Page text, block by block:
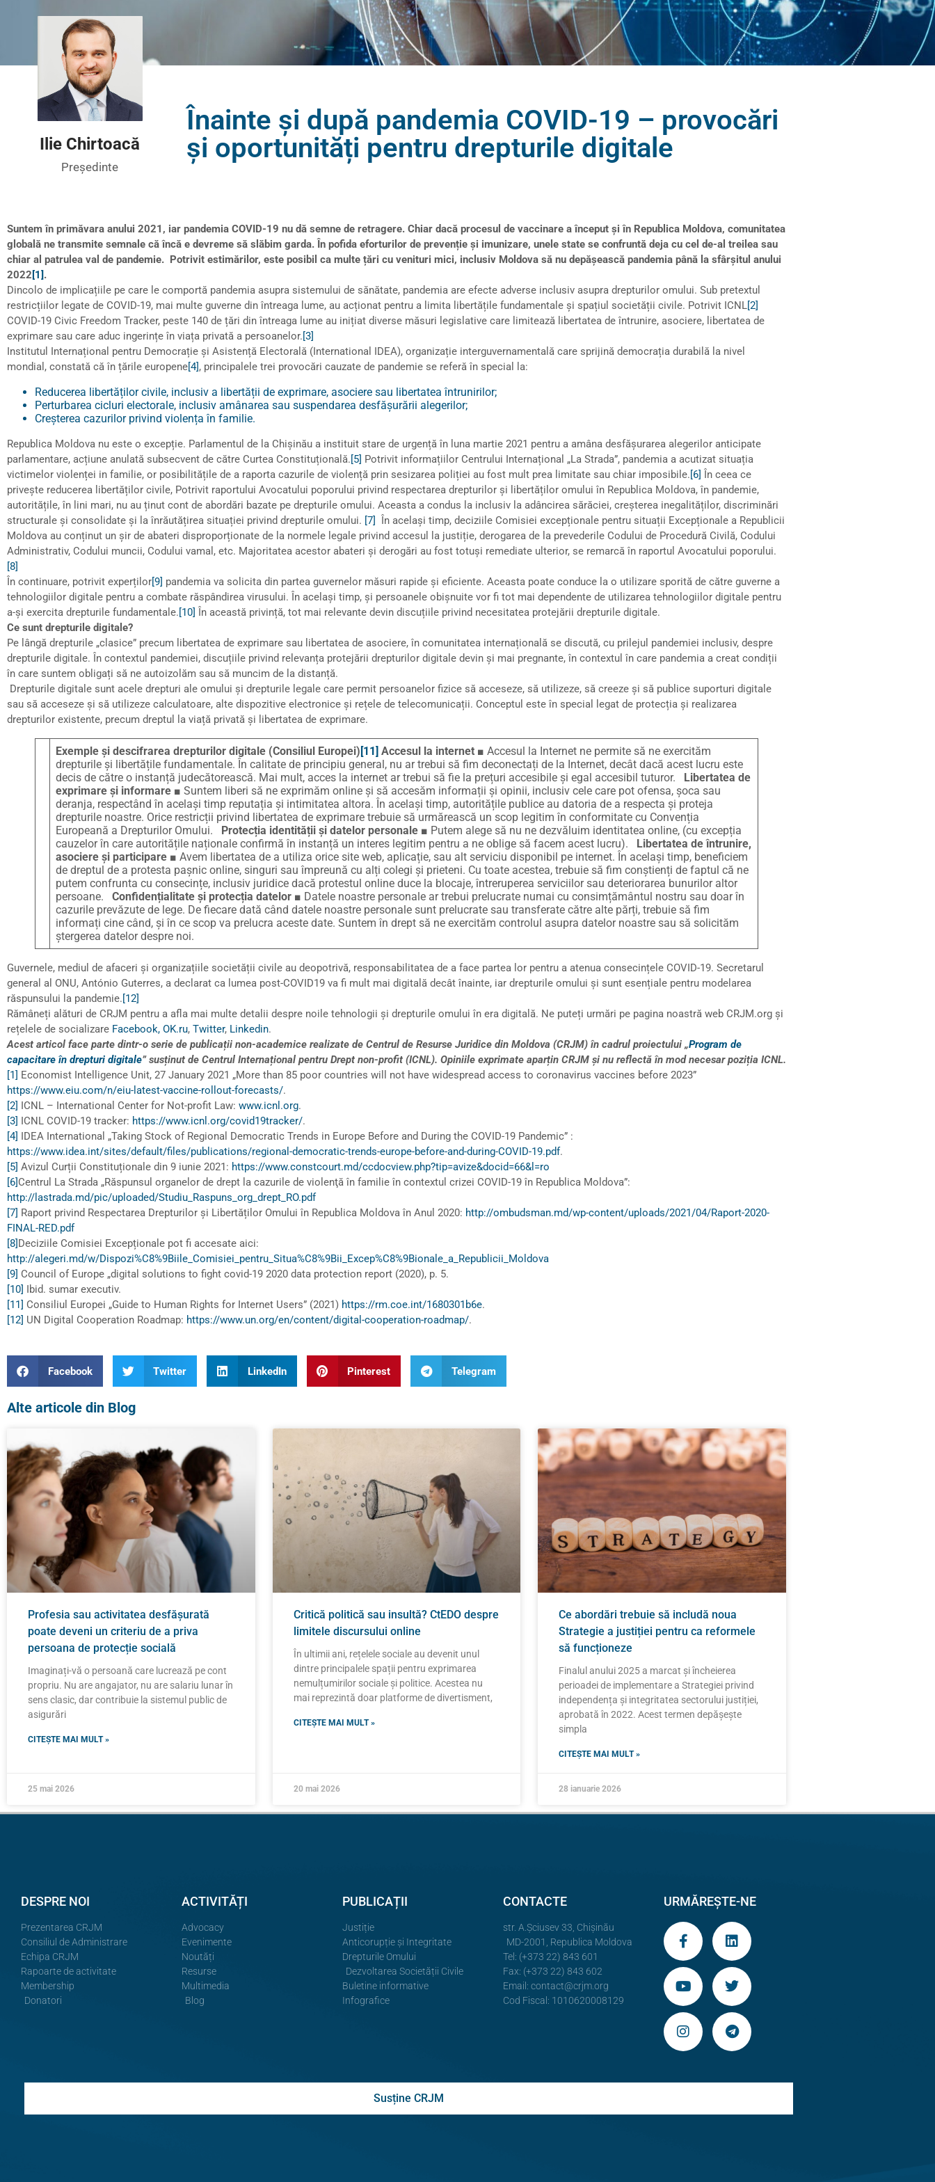
Ilie Chirtoacă
Președinte
Înainte și după pandemia COVID-19 – provocări
și oportunități pentru drepturile digitale
Suntem în primăvara anului 2021, iar pandemia COVID-19 nu dă semne de retragere. Chiar dacă procesul de vaccinare a început și în Republica Moldova, comunitatea
globală ne transmite semnale că încă e devreme să slăbim garda. În pofida eforturilor de prevenție și imunizare, unele state se confruntă deja cu cel de-al treilea sau
chiar al patrulea val de pandemie. Potrivit estimărilor, este posibil ca multe țări cu venituri mici, inclusiv Moldova să nu depășească pandemia până la sfârșitul anului
2022 [1] .
Dincolo de implicațiile pe care le comportă pandemia asupra sistemului de sănătate, pandemia are efecte adverse inclusiv asupra drepturilor omului. Sub pretextul
restricțiilor legate de COVID-19, mai multe guverne din întreaga lume, au acționat pentru a limita libertățile fundamentale și spațiul societății civile. Potrivit ICNL [2]
COVID-19 Civic Freedom Tracker, peste 140 de țări din întreaga lume au inițiat diverse măsuri legislative care limitează libertatea de întrunire, asociere, libertatea de
exprimare sau care aduc ingerințe în viața privată a persoanelor. [3]
Institutul Internațional pentru Democrație și Asistență Electorală (International IDEA), organizație interguvernamentală care sprijină democrația durabilă la nivel
mondial, constată că în țările europene [4] , principalele trei provocări cauzate de pandemie se referă în special la:
Reducerea libertăților civile, inclusiv a libertății de exprimare, asociere sau libertatea întrunirilor;
Perturbarea cicluri electorale, inclusiv amânarea sau suspendarea desfășurării alegerilor;
Creșterea cazurilor privind violența în familie.
Republica Moldova nu este o excepție. Parlamentul de la Chișinău a instituit stare de urgență în luna martie 2021 pentru a amâna desfășurarea alegerilor anticipate
parlamentare, acțiune anulată subsecvent de către Curtea Constituțională. [5] Potrivit informațiilor Centrului Internațional „La Strada”, pandemia a acutizat situația
victimelor violenței in familie, or posibilitățile de a raporta cazurile de violență prin sesizarea poliției au fost mult prea limitate sau chiar imposibile. [6]
În ceea ce
privește reducerea libertăților civile, Potrivit raportului Avocatului poporului privind respectarea drepturilor și libertăților omului în Republica Moldova, în pandemie,
autoritățile, în lini mari, nu au ținut cont de abordări bazate pe drepturile omului. Aceasta a condus la inclusiv la adâncirea sărăciei, creșterea inegalităților, discriminări
structurale și consolidate și la înrăutățirea situației privind drepturile omului. [7]
În același timp, deciziile Comisiei excepționale pentru situații Excepționale a Republicii
Moldova au conținut un șir de abateri disproporționate de la normele legale privind accesul la justiție, derogarea de la prevederile Codului de Procedură Civilă, Codului
Administrativ, Codului muncii, Codului vamal, etc. Majoritatea acestor abateri și derogări au fost totuși remediate ulterior, se remarcă în raportul Avocatului poporului.
[8]
În continuare, potrivit experților [9] pandemia va solicita din partea guvernelor măsuri rapide și eficiente. Aceasta poate conduce la o utilizare sporită de către guverne a
tehnologiilor digitale pentru a combate răspândirea virusului. În același timp, și persoanele obișnuite vor fi tot mai dependente de utilizarea tehnologiilor digitale pentru
a-și exercita drepturile fundamentale. [10]
În această privință, tot mai relevante devin discuțiile privind necesitatea protejării drepturile digitale.
Ce sunt drepturile digitale?
Pe lângă drepturile „clasice” precum libertatea de exprimare sau libertatea de asociere, în comunitatea internațională se discută, cu prilejul pandemiei inclusiv, despre
drepturile digitale. În contextul pandemiei, discuțiile privind relevanța protejării drepturilor digitale devin și mai pregnante, în contextul în care pandemia a creat condiții
în care suntem obligați să ne autoizolăm sau să muncim de la distanță.
Drepturile digitale sunt acele drepturi ale omului și drepturile legale care permit persoanelor fizice să acceseze, să utilizeze, să creeze și să publice suporturi digitale
sau să acceseze și să utilizeze calculatoare, alte dispozitive electronice și rețele de telecomunicații. Conceptul este în special legat de protecția și realizarea
drepturilor existente, precum dreptul la viață privată și libertatea de exprimare.
Exemple și descifrarea drepturilor digitale (Consiliul Europei) [11] Accesul la internet ■ Accesul la Internet ne permite să ne exercităm
drepturile și libertățile fundamentale. În calitate de principiu general, nu ar trebui să fim deconectați de la Internet, decât dacă acest lucru este
decis de către o instanță judecătorească. Mai mult, acces la internet ar trebui să fie la prețuri accesibile și egal accesibil tuturor.
Libertatea de
exprimare și informare ■ Suntem liberi să ne exprimăm online și să accesăm informații și opinii, inclusiv cele care pot ofensa, șoca sau
deranja, respectând în același timp reputația și intimitatea altora. În același timp, autoritățile publice au datoria de a respecta și proteja
drepturile noastre. Orice restricții privind libertatea de exprimare trebuie să urmărească un scop legitim în conformitate cu Convenția
Europeană a Drepturilor Omului.
Protecția identității și datelor personale ■ Putem alege să nu ne dezvăluim identitatea online, (cu excepția
cauzelor în care autoritățile naționale confirmă în instanță un interes legitim pentru a ne oblige să facem acest lucru).
Libertatea de întrunire,
asociere și participare ■ Avem libertatea de a utiliza orice site web, aplicație, sau alt serviciu disponibil pe internet. În același timp, beneficiem
de dreptul de a protesta pașnic online, singuri sau împreună cu alți colegi și prieteni. Cu toate acestea, trebuie să fim conștienți de faptul că ne
putem confrunta cu consecințe, inclusiv juridice dacă protestul online duce la blocaje, întreruperea serviciilor sau deteriorarea bunurilor altor
persoane. Confidențialitate și protecția datelor ■ Datele noastre personale ar trebui prelucrate numai cu consimțământul nostru sau doar în
cazurile prevăzute de lege. De fiecare dată când datele noastre personale sunt prelucrate sau transferate către alte părți, trebuie să fim
informați cine când, și în ce scop va prelucra aceste date. Suntem în drept să ne exercităm controlul asupra datelor noastre sau să solicităm
ștergerea datelor despre noi.
Guvernele, mediul de afaceri și organizațiile societății civile au deopotrivă, responsabilitatea de a face partea lor pentru a atenua consecințele COVID-19. Secretarul
general al ONU, António Guterres, a declarat ca lumea post-COVID19 va fi mult mai digitală decât înainte, iar drepturile omului și sunt esențiale pentru modelarea
răspunsului la pandemie. [12]
Rămâneți alături de CRJM pentru a afla mai multe detalii despre noile tehnologii și drepturile omului în era digitală. Ne puteți urmări pe pagina noastră web CRJM.org și
rețelele de socializare Facebook, OK.ru, Twitter, Linkedin.
Acest articol face parte dintr-o serie de publicații non-academice realizate de Centrul de Resurse Juridice din Moldova (CRJM) în cadrul proiectului „Program de
capacitare în drepturi digitale” susținut de Centrul Internațional pentru Drept non-profit (ICNL). Opiniile exprimate aparțin CRJM şi nu reflectă în mod necesar poziția ICNL.
[1] Economist Intelligence Unit, 27 January 2021 „More than 85 poor countries will not have widespread access to coronavirus vaccines before 2023”
https://www.eiu.com/n/eiu-latest-vaccine-rollout-forecasts/.
[2]
ICNL – International Center for Not-profit Law: www.icnl.org.
[3]
ICNL COVID-19 tracker: https://www.icnl.org/covid19tracker/.
[4]
IDEA International „Taking Stock of Regional Democratic Trends in Europe Before and During the COVID-19 Pandemic” :
https://www.idea.int/sites/default/files/publications/regional-democratic-trends-europe-before-and-during-COVID-19.pdf.
[5] Avizul Curții Constituționale din 9 iunie 2021: https://www.constcourt.md/ccdocview.php?tip=avize&docid=66&l=ro
[6] Centrul La Strada „Răspunsul organelor de drept la cazurile de violenţă în familie în contextul crizei COVID-19 în Republica Moldova”:
http://lastrada.md/pic/uploaded/Studiu_Raspuns_org_drept_RO.pdf
[7] Raport privind Respectarea Drepturilor și Libertăților Omului în Republica Moldova în Anul 2020: http://ombudsman.md/wp-content/uploads/2021/04/Raport-2020-
FINAL-RED.pdf
[8] Deciziile Comisiei Excepționale pot fi accesate aici:
http://alegeri.md/w/Dispozi%C8%9Biile_Comisiei_pentru_Situa%C8%9Bii_Excep%C8%9Bionale_a_Republicii_Moldova
[9] Council of Europe „digital solutions to fight covid-19 2020 data protection report (2020), p. 5.
[10]
Ibid. sumar executiv.
[11] Consiliul Europei „Guide to Human Rights for Internet Users” (2021) https://rm.coe.int/1680301b6e.
[12] UN Digital Cooperation Roadmap: https://www.un.org/en/content/digital-cooperation-roadmap/.
Facebook Twitter LinkedIn Pinterest Telegram
Alte articole din Blog
Profesia sau activitatea desfășurată
poate deveni un criteriu de a priva
persoana de protecție socială
Imaginați-vă o persoană care lucrează pe cont
propriu. Nu are angajator, nu are salariu lunar în
sens clasic, dar contribuie la sistemul public de
asigurări
CITEȘTE MAI MULT »
25 mai 2026
Critică politică sau insultă? CtEDO despre
limitele discursului online
În ultimii ani, rețelele sociale au devenit unul
dintre principalele spații pentru exprimarea
nemulțumirilor sociale și politice. Acestea nu
mai reprezintă doar platforme de divertisment,
CITEȘTE MAI MULT »
20 mai 2026
Ce abordări trebuie să includă noua
Strategie a justiției pentru ca reformele
să funcționeze
Finalul anului 2025 a marcat și încheierea
perioadei de implementare a Strategiei privind
independența și integritatea sectorului justiției,
aprobată în 2022. Acest termen depășește
simpla
CITEȘTE MAI MULT »
28 ianuarie 2026
DESPRE NOI
Prezentarea CRJM
Consiliul de Administrare
Echipa CRJM
Rapoarte de activitate
Membership
Donatori
ACTIVITĂȚI
Advocacy
Evenimente
Noutăți
Resurse
Multimedia
Blog
PUBLICAȚII
Justiție
Anticorupție și Integritate
Drepturile Omului
Dezvoltarea Societății Civile
Buletine informative
Infografice
CONTACTE
str. A.Şciusev 33, Chișinău
MD-2001, Republica Moldova
Tel: (+373 22) 843 601
Fax: (+373 22) 843 602
Email: contact@crjm.org
Cod Fiscal: 1010620008129
URMĂREȘTE-NE
Susține CRJM